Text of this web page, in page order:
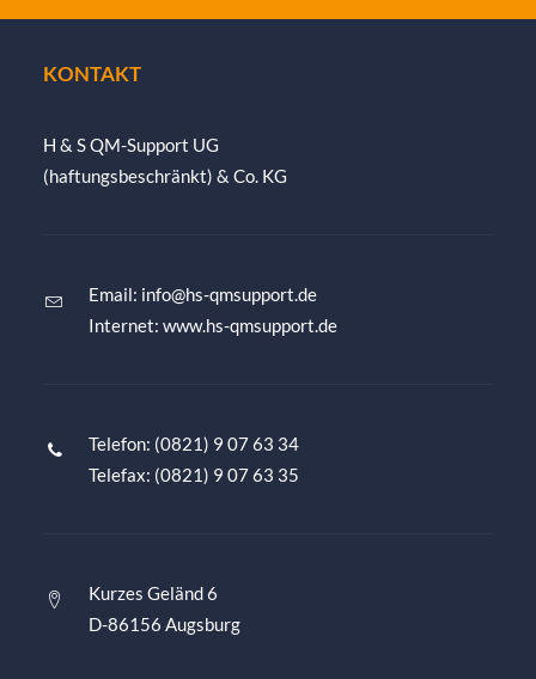
KONTAKT
H & S QM-Support UG
(haftungsbeschränkt) & Co. KG
Email: info@hs-qmsupport.de
Internet: www.hs-qmsupport.de
Telefon: (0821) 9 07 63 34
Telefax: (0821) 9 07 63 35
Kurzes Geländ 6
D-86156 Augsburg